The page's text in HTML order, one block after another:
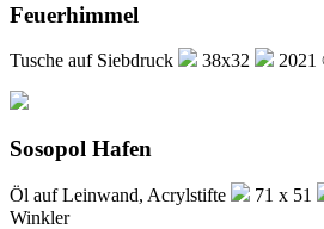
Feuerhimmel
Tusche auf Siebdruck 38x32 2021
Sosopol Hafen
Öl auf Leinwand, Acrylstifte 71 x 51
Winkler